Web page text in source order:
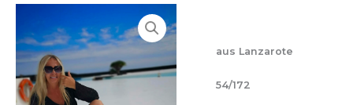
aus Lanzarote
54/172